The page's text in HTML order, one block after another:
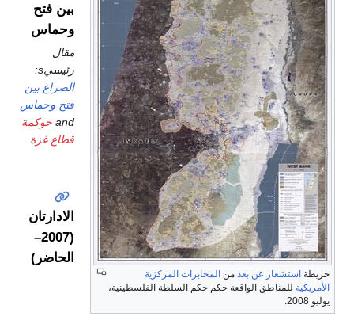
خريطة استشعار عن بعد من المخابرات المركزية
الأمريكية للمناطق الواقعة حكم حكم السلطة الفلسطينية،
يوليو 2008.
بين فتح
وحماس
مقال
رئيسيs:
الصراع بين
فتح وحماس
and حوكمة
قطاع غزة
الادارتان
(2007–
الحاضر)
تغيير